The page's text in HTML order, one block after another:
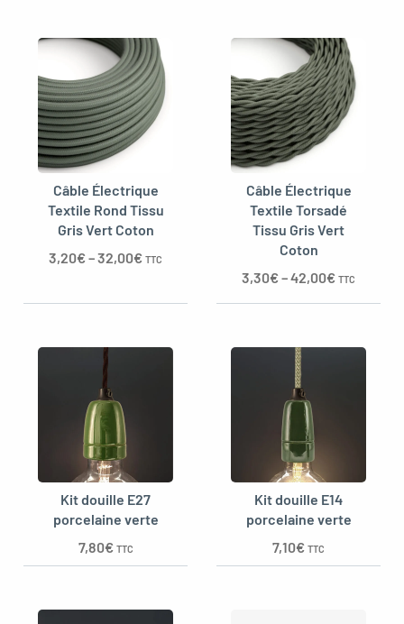
Câble Électrique
Textile Rond Tissu
Gris Vert Coton
3,20€–32,00€ TTC
Câble Électrique
Textile Torsadé
Tissu Gris Vert
Coton
3,30€–42,00€ TTC
Kit douille E27
porcelaine verte
7,80€ TTC
Kit douille E14
porcelaine verte
7,10€ TTC